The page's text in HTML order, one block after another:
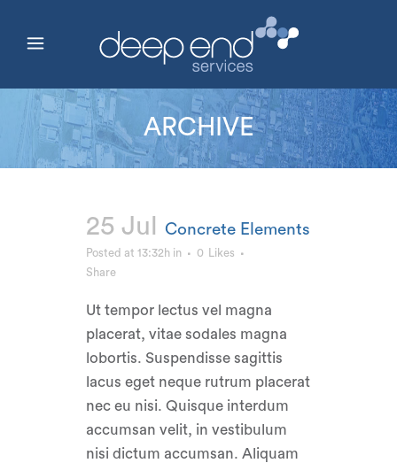
ARCHIVE
25 Jul Concrete Elements
Posted at 13:32h in 0
Likes
Share
Ut tempor lectus vel magna
placerat, vitae sodales magna
lobortis. Suspendisse sagittis
lacus eget neque rutrum placerat
nec eu nisi. Quisque interdum
accumsan velit, in vestibulum
nisi dictum accumsan. Aliquam